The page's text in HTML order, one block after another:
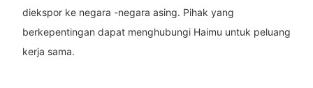
diekspor ke negara -negara asing. Pihak yang
berkepentingan dapat menghubungi Haimu untuk peluang
kerja sama.